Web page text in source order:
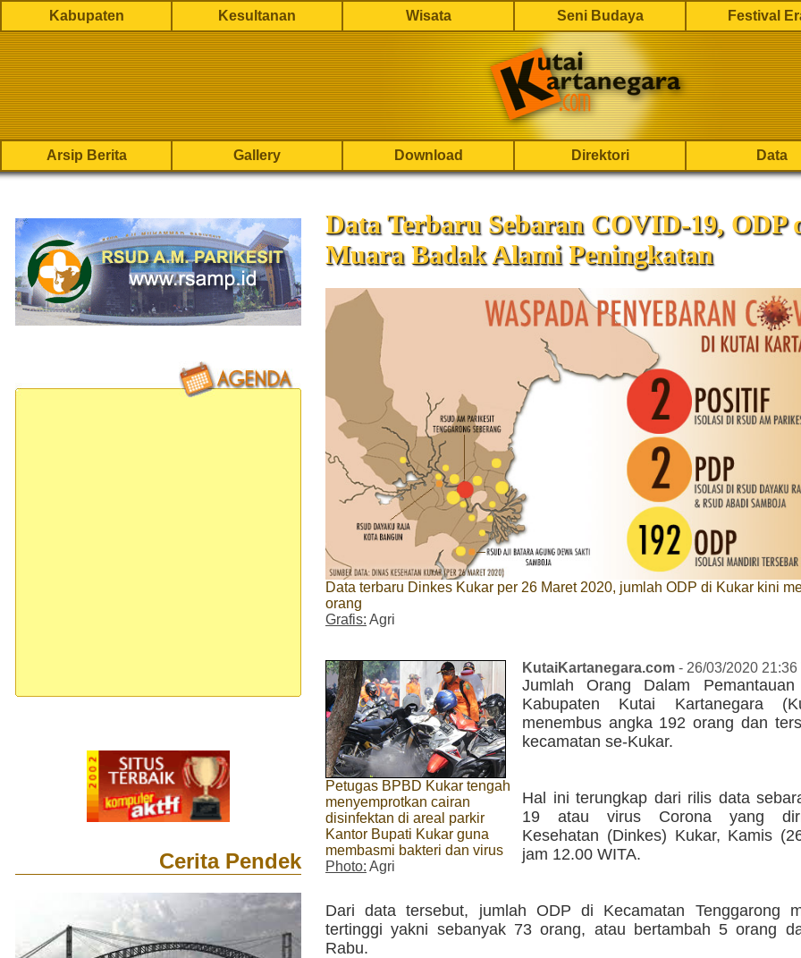
Kabupaten Kesultanan Wisata Seni Budaya Festival
Arsip Berita Gallery Download Direktori Data
Cerita Pendek
Data Terbaru Sebaran COVID-19, ODP
Muara Badak Alami Peningkatan
Data terbaru Dinkes Kukar per 26 Maret 2020, jumlah ODP di Kukar kini
orang
Grafis: Agri
Petugas BPBD Kukar tengah
menyemprotkan cairan
disinfektan di areal parkir
Kantor Bupati Kukar guna
membasmi bakteri dan virus
Photo: Agri
KutaiKartanegara.com - 26/03/2020 21:36
Jumlah Orang Dalam
Kabupaten Kutai Kartanegara
menembus angka 192 orang dan
kecamatan se-Kukar.
Hal ini terungkap dari rilis data
19 atau virus Corona yang
Kesehatan (Dinkes) Kukar, Kamis
jam 12.00 WITA.
Dari data tersebut, jumlah ODP di Kecamatan Tenggarong
tertinggi yakni sebanyak 73 orang, atau bertambah 5 orang
Rabu.